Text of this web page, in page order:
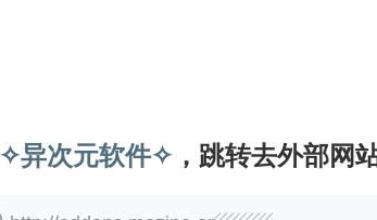
✧异次元软件✧ ，跳转去外部网